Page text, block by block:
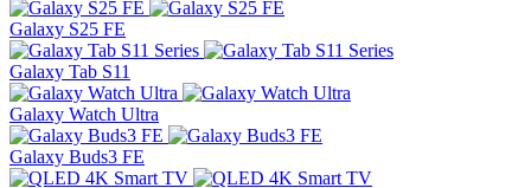
Galaxy S25 FE
Galaxy Tab S11
Galaxy Watch Ultra
Galaxy Buds3 FE